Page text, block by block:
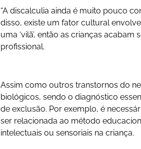
“A discalculia ainda é muito pouco
disso, existe um fator cultural
uma ‘vilã’, então as crianças
profissional.
Assim como outros transtornos do
biológicos, sendo o diagnóstico
de exclusão. Por exemplo, é
ser relacionada ao método
intelectuais ou sensoriais na criança.